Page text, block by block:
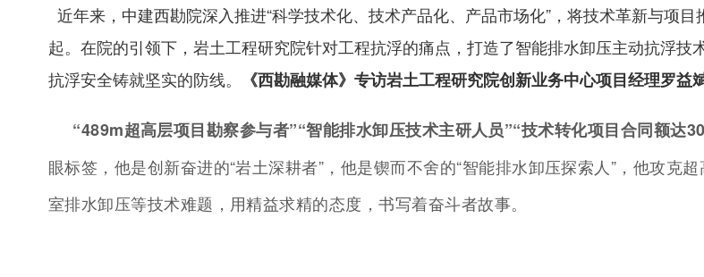
近年来，中建西勘院深入推进“科学技术化、技术产品化、产品市场化”，将技术革新与项目
起。在院的引领下，岩土工程研究院针对工程抗浮的痛点，打造了智能排水卸压主动抗浮技
抗浮安全铸就坚实的防线。
《西勘融媒体》专访岩土工程研究院创新业务中心项目经理罗益斌
“489m超高层项目勘察参与者”“智能排水卸压技术主研人员”“技术转化项目合同额达
眼标签，他是创新奋进的“岩土深耕者”，他是锲而不舍的“智能排水卸压探索人”，他攻克
室排水卸压等技术难题，用精益求精的态度，书写着奋斗者故事。